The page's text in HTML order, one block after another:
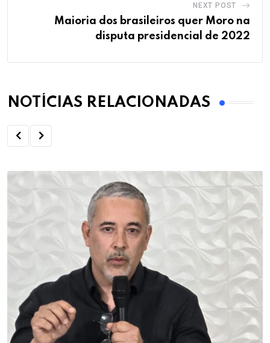
NEXT POST
Maioria dos brasileiros quer Moro na
disputa presidencial de 2022
NOTÍCIAS RELACIONADAS